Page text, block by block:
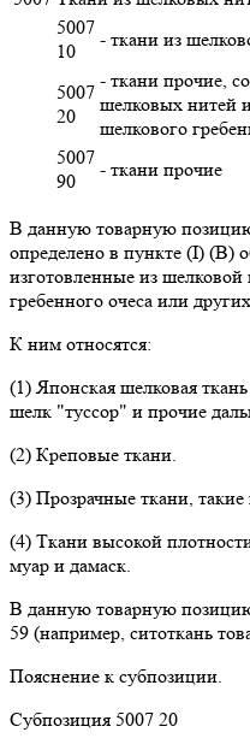
5007
10
- ткани из
5007
20
- ткани прочие,
шелковых нитей
шелкового
5007
90
- ткани прочие
В данную товарную
определено в пункте (I) (В)
изготовленные из
гребенного очеса или
К ним относятся:
(1) Японская шелковая
шелк "туссор" и прочие
(2) Креповые ткани.
(3) Прозрачные ткани,
(4) Ткани высокой
муар и дамаск.
В данную товарную
59 (например, ситоткань
Пояснение к субпозиции.
Субпозиция 5007 20